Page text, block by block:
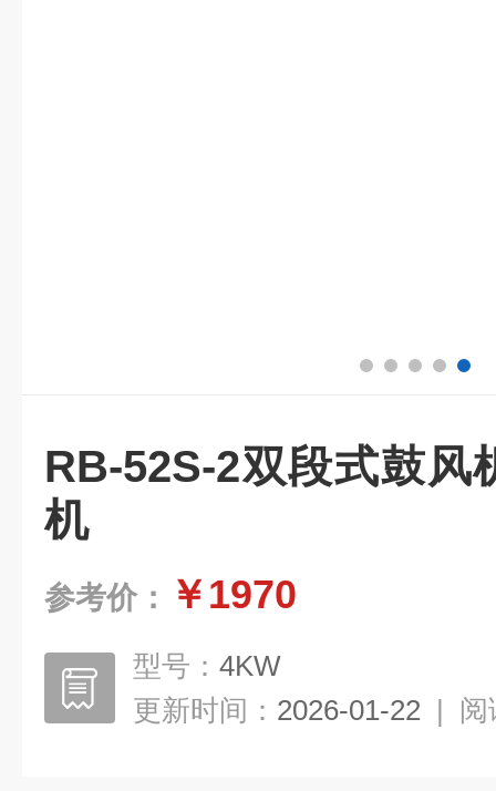
RB-52S-2双段式鼓风
机
参考价： ￥1970
型号： 4KW
更新时间： 2026-01-22 | 阅